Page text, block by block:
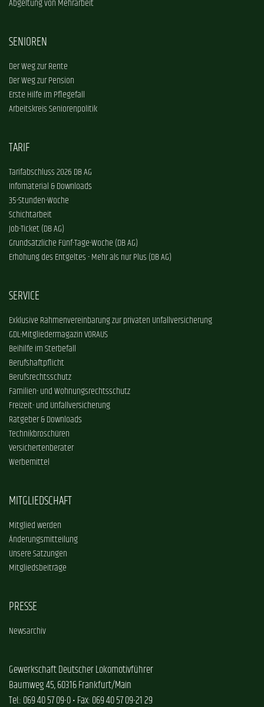
Abgeltung von Mehrarbeit
SENIOREN
Der Weg zur Rente
Der Weg zur Pension
Erste Hilfe im Pflegefall
Arbeitskreis Seniorenpolitik
TARIF
Tarifabschluss 2026 DB AG
Infomaterial & Downloads
35-Stunden-Woche
Schichtarbeit
Job-Ticket (DB AG)
Grundsätzliche Fünf-Tage-Woche (DB AG)
Erhöhung des Entgeltes - Mehr als nur Plus (DB AG)
SERVICE
Exklusive Rahmenvereinbarung zur privaten Unfallversicherung
GDL-Mitgliedermagazin VORAUS
Beihilfe im Sterbefall
Berufshaftpflicht
Berufsrechtsschutz
Familien- und Wohnungsrechtsschutz
Freizeit- und Unfallversicherung
Ratgeber & Downloads
Technikbroschüren
Versichertenberater
Werbemittel
MITGLIEDSCHAFT
Mitglied werden
Änderungsmitteilung
Unsere Satzungen
Mitgliedsbeiträge
PRESSE
Newsarchiv
Gewerkschaft Deutscher Lokomotivführer
Baumweg 45, 60316 Frankfurt/Main
Tel.: 069 40 57 09-0 • Fax: 069 40 57 09-21 29